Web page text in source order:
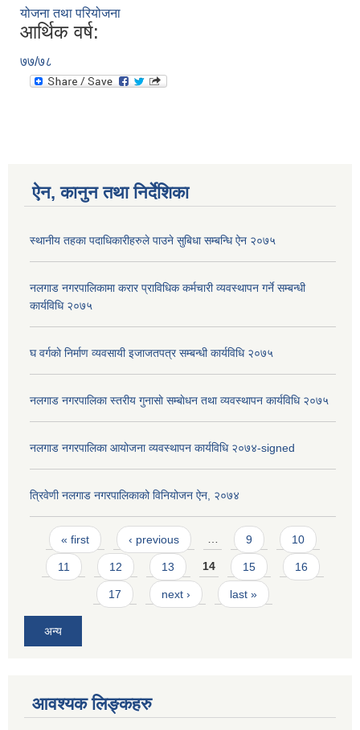
योजना तथा परियोजना
आर्थिक वर्ष:
७७/७८
ऐन, कानुन तथा निर्देशिका
स्थानीय तहका पदाधिकारीहरुले पाउने सुबिधा सम्बन्धि ऐन २०७५
नलगाड नगरपालिकामा करार प्राविधिक कर्मचारी व्यवस्थापन गर्ने सम्बन्धी
कार्यविधि २०७५
घ वर्गकाे निर्माण व्यवसायी इजाजतपत्र सम्बन्धी कार्यविधि २०७५
नलगाड नगरपालिका स्तरीय गुनासाे सम्बाेधन तथा व्यवस्थापन कार्यविधि २०७५
नलगाड नगरपालिका आयोजना व्यवस्थापन कार्यविधि २०७४-signed
त्रिवेणी नलगाड नगरपालिकाको विनियोजन ऐन, २०७४
Pages
« first ‹ previous … 9 10
11 12 13 14 15 16
17 next › last »
अन्य
आवश्यक लिङ्कहरु